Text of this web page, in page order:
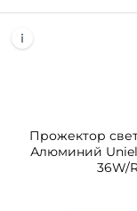
Прожектор
Алюминий Uniel
36W/